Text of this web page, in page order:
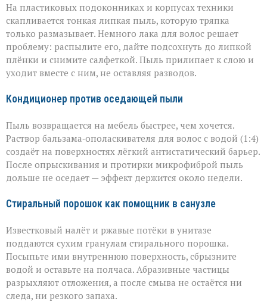
На пластиковых подоконниках и корпусах техники
скапливается тонкая липкая пыль, которую тряпка
только размазывает. Немного лака для волос решает
проблему: распылите его, дайте подсохнуть до липкой
плёнки и снимите салфеткой. Пыль прилипает к слою и
уходит вместе с ним, не оставляя разводов.
Кондиционер против оседающей пыли
Пыль возвращается на мебель быстрее, чем хочется.
Раствор бальзама‑ополаскивателя для волос с водой (1:4)
создаёт на поверхностях лёгкий антистатический барьер.
После опрыскивания и протирки микрофиброй пыль
дольше не оседает — эффект держится около недели.
Стиральный порошок как помощник в санузле
Известковый налёт и ржавые потёки в унитазе
поддаются сухим гранулам стирального порошка.
Посыпьте ими внутреннюю поверхность, сбрызните
водой и оставьте на полчаса. Абразивные частицы
разрыхляют отложения, а после смыва не остаётся ни
следа, ни резкого запаха.